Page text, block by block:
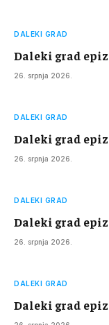
DALEKI GRAD
Daleki grad
26. srpnja 2026.
DALEKI GRAD
Daleki grad
26. srpnja 2026.
DALEKI GRAD
Daleki grad
26. srpnja 2026.
DALEKI GRAD
Daleki grad